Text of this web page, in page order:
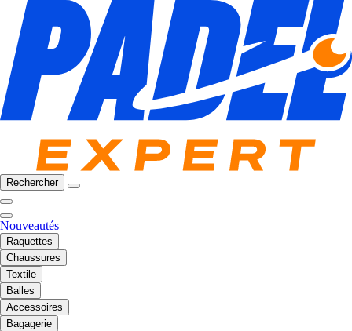
Rechercher
Nouveautés
Raquettes
Chaussures
Textile
Balles
Accessoires
Bagagerie